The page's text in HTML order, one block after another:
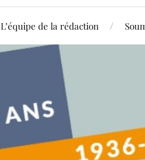
L’équipe de la rédaction